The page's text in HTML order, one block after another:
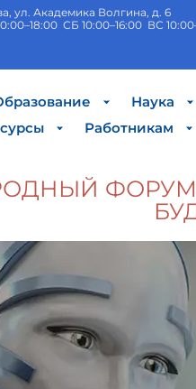
ул. Академика Волгина, д. 6
СБ 10:00–16:00 ВС
Наука
Работникам